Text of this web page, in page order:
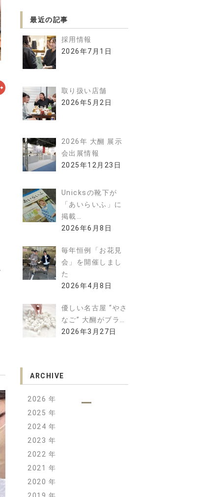
最近の記事
採用情報
2026年7月1日
取り扱い店舗
2026年5月2日
2026年 大醐 展示
会出展情報
2025年12月23日
Unicksの靴下が
「あいらいふ」に
掲載…
2026年6月8日
毎年恒例「お花見
会」を開催しまし
た
2026年4月8日
優しい名古屋 “やさ
なご” 大醐がブラ…
2026年3月27日
ARCHIVE
2026
2025
2024
2023
2022
2021
2020
2019